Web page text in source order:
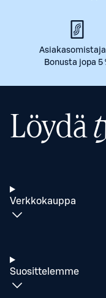
Bonusta jopa 5
Löydä
Verkkokauppa
Suosittelemme